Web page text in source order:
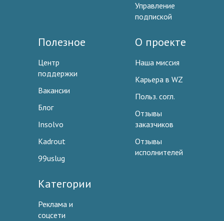
Управление
подпиской
Полезное
Центр
поддержки
Вакансии
Блог
Insolvo
Kadrout
99uslug
О проекте
Наша миссия
Карьера в WZ
Польз. согл.
Отзывы
заказчиков
Отзывы
исполнителей
Категории
Реклама и
соцсети